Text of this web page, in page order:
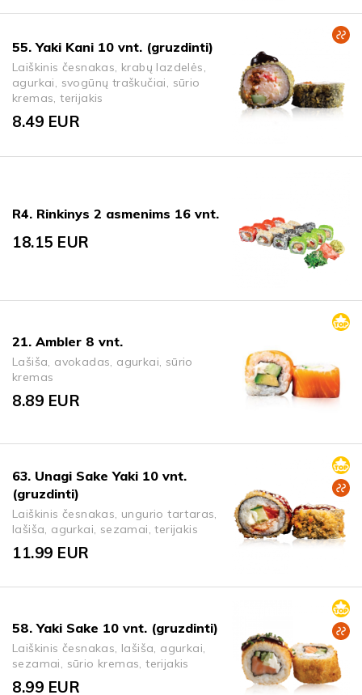
55. Yaki Kani 10 vnt. (gruzdinti)
Laiškinis česnakas, krabų lazdelės,
agurkai, svogūnų traškučiai, sūrio
kremas, terijakis
8.49 EUR
R4. Rinkinys 2 asmenims 16 vnt.
18.15 EUR
21. Ambler 8 vnt.
Lašiša, avokadas, agurkai, sūrio
kremas
8.89 EUR
63. Unagi Sake Yaki 10 vnt.
(gruzdinti)
Laiškinis česnakas, ungurio tartaras,
lašiša, agurkai, sezamai, terijakis
11.99 EUR
58. Yaki Sake 10 vnt. (gruzdinti)
Laiškinis česnakas, lašiša, agurkai,
sezamai, sūrio kremas, terijakis
8.99 EUR